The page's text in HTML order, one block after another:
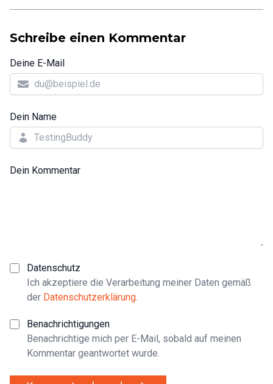
Schreibe einen Kommentar
Deine E-Mail
Dein Name
Dein Kommentar
Datenschutz
Ich akzeptiere die Verarbeitung meiner Daten gemäß
der Datenschutzerklärung.
Benachrichtigungen
Benachrichtige mich per E-Mail, sobald auf meinen
Kommentar geantwortet wurde.